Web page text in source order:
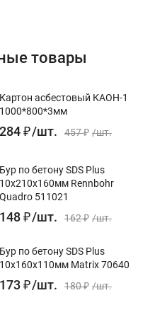
товары
Картон асбестовый КАОН-1
1000*800*3мм
284₽/шт. 457₽ /шт.
Бур по бетону SDS Plus
10x210х160мм Rennbohr
Quadro 511021
148₽/шт. 162₽ /шт.
Бур по бетону SDS Plus
10x160х110мм Matrix 70640
173₽/шт. 180₽ /шт.